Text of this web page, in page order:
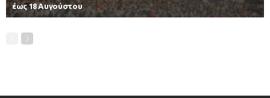
έως 18 Αυγούστου